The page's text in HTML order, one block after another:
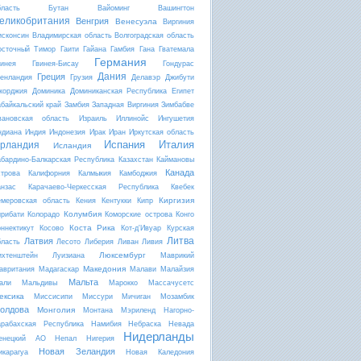
Бутан Вайоминг Вашингтон
Венгрия Венесуэла
Виргиния
Владимирская область Волгоградская область
Тимор
Гаити Гайана Гамбия Гана
Гватемала
Гвинея-Бисау Германия
Гондурас
Греция Грузия Дания Делавэр Джибути
Доминика Доминиканская Республика
Египет
край Замбия Западная Виргиния Зимбабве
область
Израиль Иллинойс
Ингушетия
Индия Индонезия Ирак Иран Иркутская область
Исландия Испания Италия
Балкарская Республика Казахстан Каймановы
Калифорния Калмыкия Камбоджия Канада
Карачаево-Черкесская Республика
Квебек
область
Кения Кентукки Кипр Киргизия
Колорадо Колумбия Коморские острова Конго
Косово Коста Рика Кот-д'Ивуар
Курская
Латвия Лесото Либерия Ливан Ливия Литва
Луизиана Люксембург
Маврикий
Мадагаскар Македония Малави Малайзия
Мальдивы Мальта Марокко Массачусетс
Миссисипи Миссури Мичиган Мозамбик
Монголия Монтана Мэриленд
Нагорно-
Республика
Намибия Небраска
Невада
АО
Непал Нигерия Нидерланды
Новая Зеландия Новая Каледония